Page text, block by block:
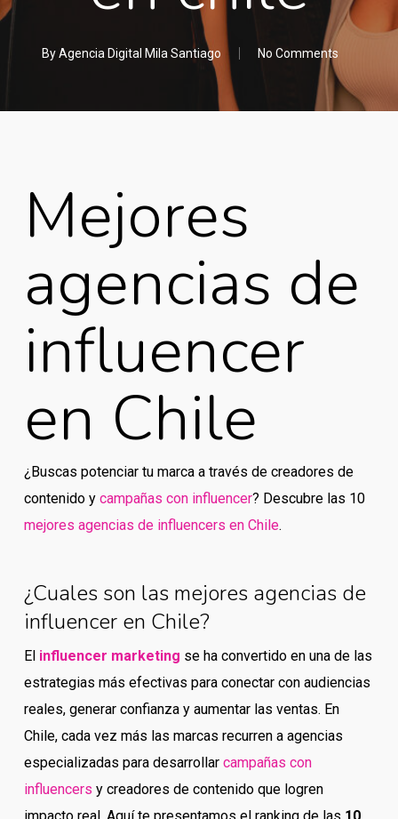
ByAgencia Digital Mila Santiago No Comments
Mejores
agencias de
influencer
en Chile
¿Buscas potenciar tu marca a través de creadores de
contenido y campañas con influencer? Descubre las 10
mejores agencias de influencers en Chile.
¿Cuales son las mejores agencias de
influencer en Chile?
El influencer marketing se ha convertido en una de las
estrategias más efectivas para conectar con audiencias
reales, generar confianza y aumentar las ventas. En
Chile, cada vez más las marcas recurren a agencias
especializadas para desarrollar campañas con
influencers y creadores de contenido que logren